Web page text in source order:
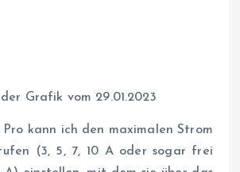
Grafik vom 29.01.2023
kann ich den maximalen Strom
(3, 5, 7, 10 A oder sogar frei